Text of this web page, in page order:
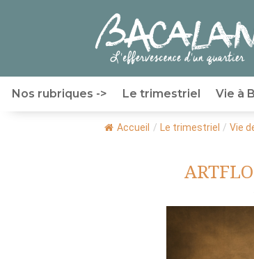
Nos rubriques -> Le trimestriel Vie à
Accueil / Le trimestriel / Vie